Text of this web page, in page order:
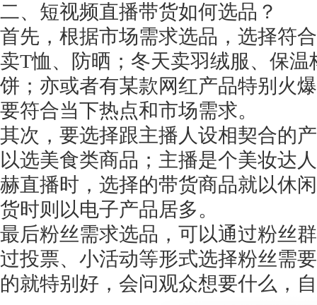
二、短视频直播带货如何选品？
首先，根据市场需求选品，选择符
卖T恤、防晒；冬天卖羽绒服、保
饼；亦或者有某款网红产品特别火
要符合当下热点和市场需求。
其次，要选择跟主播人设相契合的
以选美食类商品；主播是个美妆达
赫直播时，选择的带货商品就以休
货时则以电子产品居多。
最后粉丝需求选品，可以通过粉丝
过投票、小活动等形式选择粉丝需
的就特别好，会问观众想要什么，